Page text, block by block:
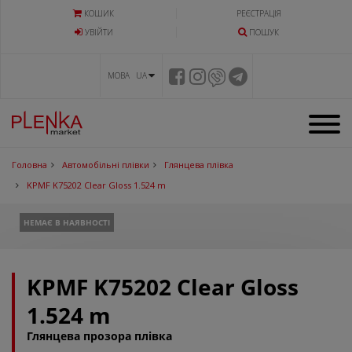
КОШИК
РЕЄСТРАЦІЯ
УВIЙТИ
ПОШУК
МОВА UA
Головна Автомобільні плівки
Глянцева плівка
KPMF K75202 Clear Gloss 1.524 m
НЕМАЄ В НАЯВНОСТІ
KPMF K75202 Clear Gloss
1.524 m
Глянцева прозора плівка